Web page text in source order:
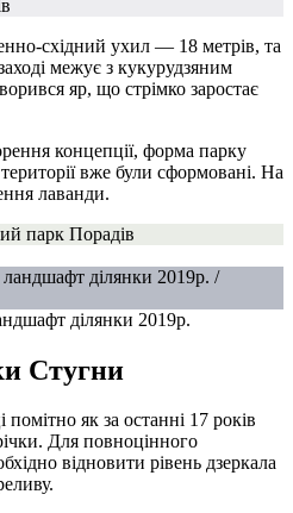
східний ухил — 18 метрів, та
межує з кукурудзяним
яр, що стрімко заростає
концепції, форма парку
вже були сформовані. На
лаванди.
ділянки 2019р.
Стугни
як за останні 17 років
Для повноцінного
відновити рівень дзеркала